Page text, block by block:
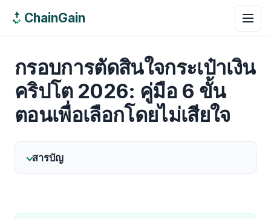
ChainGain
กรอบการตัดสินใจกระเป๋าเงิน
คริปโต 2026: คู่มือ 6 ขั้น
ตอนเพื่อเลือกโดยไม่เสียใจ
สารบัญ